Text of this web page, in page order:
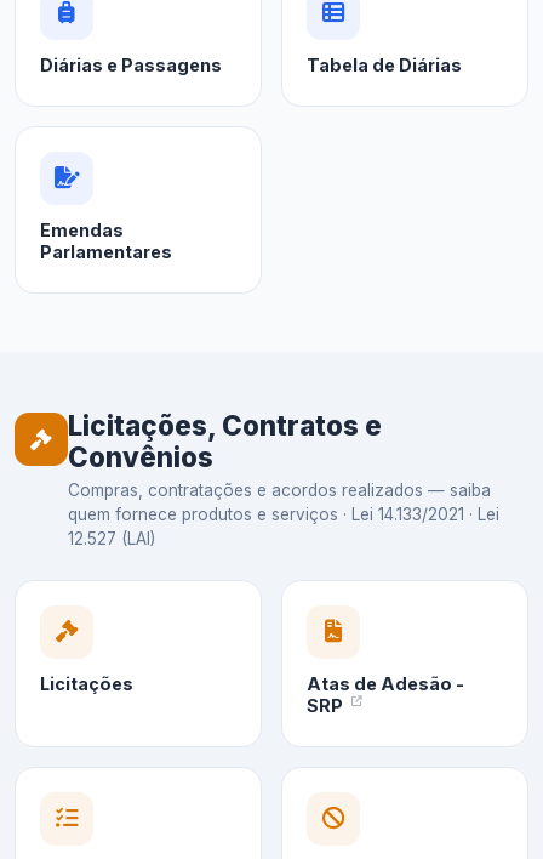
Diárias e Passagens Tabela de Diárias
Emendas
Parlamentares
Licitações, Contratos e
Convênios
Compras, contratações e acordos realizados — saiba
quem fornece produtos e serviços · Lei 14.133/2021 · Lei
12.527 (LAI)
Licitações
Atas de Adesão -
SRP